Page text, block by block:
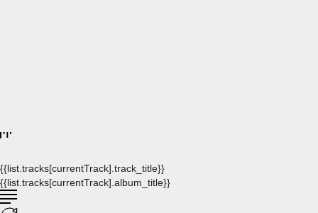
{{list.tracks[currentTrack].track_title}}
{{list.tracks[currentTrack].album_title}}